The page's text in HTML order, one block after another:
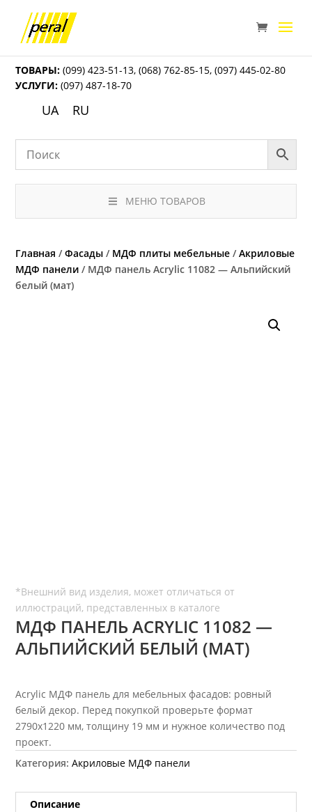
ТОВАРЫ: (099) 423-51-13,(068) 762-85-15,(097) 445-02-80
УСЛУГИ: (097) 487-18-70
UA RU
МЕНЮ ТОВАРОВ
Главная /Фасады / МДФ плиты мебельные /Акриловые
МДФ панели / МДФ панель Acrylic 11082 — Альпийский
белый (мат)
МДФ ПАНЕЛЬ ACRYLIC 11082 —
АЛЬПИЙСКИЙ БЕЛЫЙ (МАТ)
Acrylic МДФ панель для мебельных фасадов: ровный
белый декор. Перед покупкой проверьте формат
2790х1220 мм, толщину 19 мм и нужное количество под
проект.
Категория:Акриловые МДФ панели
Описание